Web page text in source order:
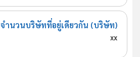
จำนวนบริษัทที่อยู่เดียวกัน (บริษัท)
xx